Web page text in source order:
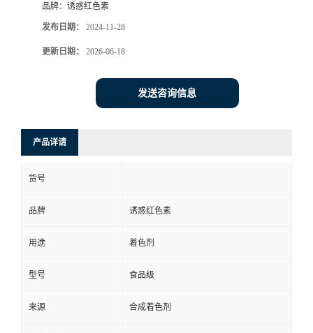
品牌： 诱惑红色素
发布日期： 2024-11-28
更新日期： 2026-06-18
发送咨询信息
产品详请
货号
品牌 诱惑红色素
用途 着色剂
型号 食品级
来源 合成着色剂